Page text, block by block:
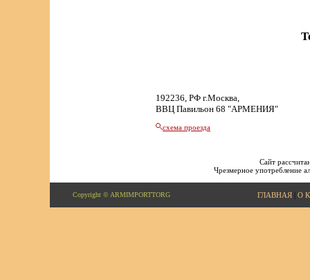
192236, РФ г.Москва,
ВВЦ Павильон 68 "АРМЕНИЯ"
схема проезда
Сайт
Чрезмерное употребление
Copyright © ARMIMPORTTORG ГЛАВНАЯ| О